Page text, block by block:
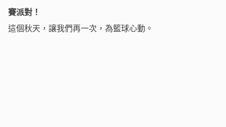
賽派對！
這個秋天，讓我們再一次，為籃球心動。